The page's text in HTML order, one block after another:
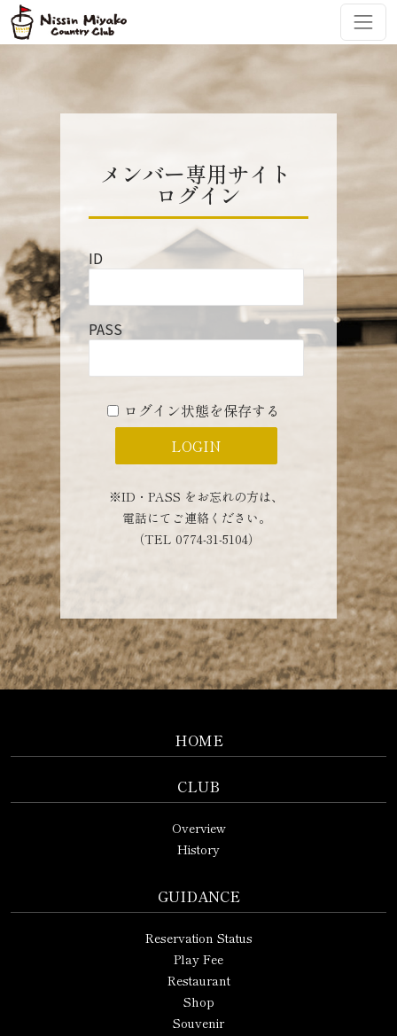
コンテンツへスキップ
メインナビゲーション
メンバー専用サイト
ログイン
ID
PASS
ログイン状態を保存する
※ID・PASS をお忘れの方は、
電話にてご連絡ください。
（TEL 0774-31-5104）
HOME
CLUB
Overview
History
GUIDANCE
Reservation Status
Play Fee
Restaurant
Shop
Souvenir